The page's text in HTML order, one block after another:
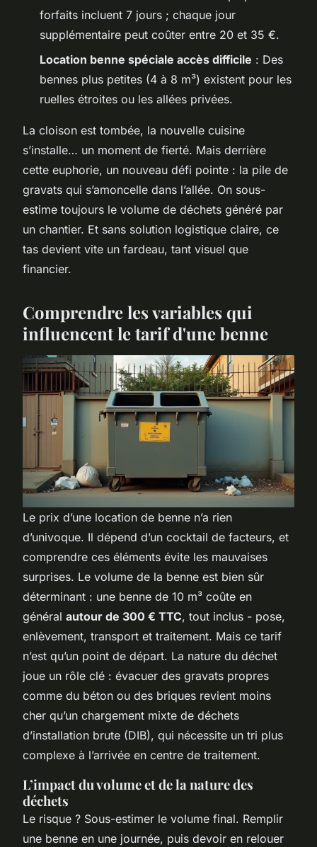
forfaits incluent 7 jours ; chaque jour
supplémentaire peut coûter entre 20 et 35 €.
Location benne spéciale accès difficile : Des
bennes plus petites (4 à 8 m³) existent pour les
ruelles étroites ou les allées privées.
La cloison est tombée, la nouvelle cuisine
s’installe… un moment de fierté. Mais derrière
cette euphorie, un nouveau défi pointe : la pile de
gravats qui s’amoncelle dans l’allée. On sous-
estime toujours le volume de déchets généré par
un chantier. Et sans solution logistique claire, ce
tas devient vite un fardeau, tant visuel que
financier.
Comprendre les variables qui
influencent le tarif d'une benne
Le prix d’une location de benne n’a rien
d’univoque. Il dépend d’un cocktail de facteurs, et
comprendre ces éléments évite les mauvaises
surprises. Le volume de la benne est bien sûr
déterminant : une benne de 10 m³ coûte en
général autour de 300 € TTC, tout inclus - pose,
enlèvement, transport et traitement. Mais ce tarif
n’est qu’un point de départ. La nature du déchet
joue un rôle clé : évacuer des gravats propres
comme du béton ou des briques revient moins
cher qu’un chargement mixte de déchets
d’installation brute (DIB), qui nécessite un tri plus
complexe à l’arrivée en centre de traitement.
L’impact du volume et de la nature des
déchets
Le risque ? Sous-estimer le volume final. Remplir
une benne en une journée, puis devoir en relouer